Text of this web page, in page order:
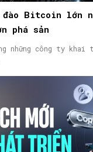
đào Bitcoin lớn
phá sản
những công ty khai